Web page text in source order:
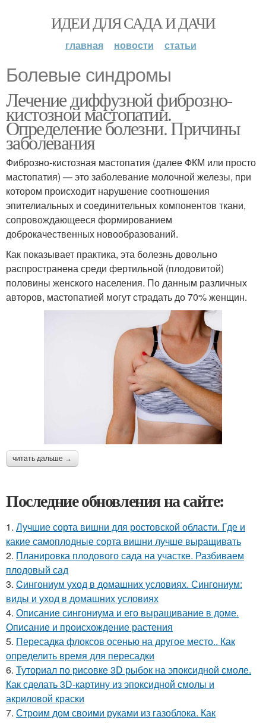
ИДЕИ ДЛЯ САДА И ДАЧИ
главная новости статьи
Болевые синдромы
Лечение диффузной фиброзно-
кистозной мастопатии.
Определение болезни. Причины
заболевания
Фиброзно-кистозная мастопатия (далее ФКМ или просто
мастопатия) — это заболевание молочной железы, при
котором происходит нарушение соотношения
эпителиальных и соединительных компонентов ткани,
сопровождающееся формированием
доброкачественных новообразований.
Как показывает практика, эта болезнь довольно
распространена среди фертильной (плодовитой)
половины женского населения. По данным различных
авторов, мастопатией могут страдать до 70% женщин.
читать дальше →
Последние обновления на сайте:
1. Лучшие сорта вишни для ростовской области. Где и
какие самоплодные сорта вишни лучше выращивать
2. Планировка плодового сада на участке. Разбиваем
плодовый сад
3. Cингониум уход в домашних условиях. Сингониум:
виды и уход в домашних условиях
4. Описание сингониума и его выращивание в доме.
Описание и происхождение растения
5. Пересадка флоксов осенью на другое место.. Как
определить время для пересадки
6. Туториал по рисовке 3D рыбок на эпоксидной смоле.
Как сделать 3D-картину из эпоксидной смолы и
акриловой краски
7. Строим дом своими руками из газоблока. Как